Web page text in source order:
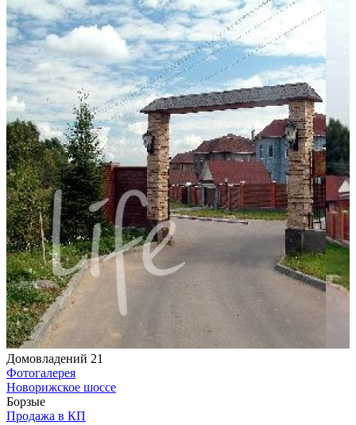
Домовладений 21
Фотогалерея
Новорижское шоссе
Борзые
Продажа в КП